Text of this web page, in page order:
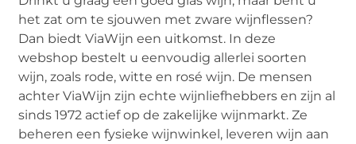
het zat om te sjouwen met zware wijnflessen?
Dan biedt ViaWijn een uitkomst. In deze
webshop bestelt u eenvoudig allerlei soorten
wijn, zoals rode, witte en rosé wijn. De mensen
achter ViaWijn zijn echte wijnliefhebbers en zijn al
sinds 1972 actief op de zakelijke wijnmarkt. Ze
beheren een fysieke wijnwinkel, leveren wijn aan